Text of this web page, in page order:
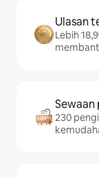
Ulasan
Lebih
Sewaan
230